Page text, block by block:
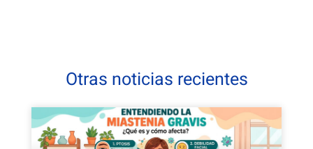
Otras noticias recientes